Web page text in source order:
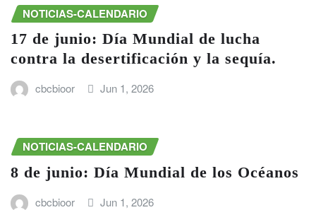
NOTICIAS-CALENDARIO
17 de junio: Día Mundial de lucha
contra la desertificación y la sequía.
cbcbioor Jun 1, 2026
NOTICIAS-CALENDARIO
8 de junio: Día Mundial de los Océanos
cbcbioor Jun 1, 2026